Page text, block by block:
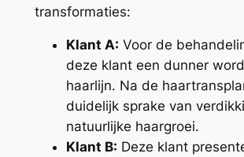
transformaties:
Klant A: Voor de
deze klant een dunner
haarlijn. Na de
duidelijk sprake van
natuurlijke haargroei.
Klant B: Deze klant